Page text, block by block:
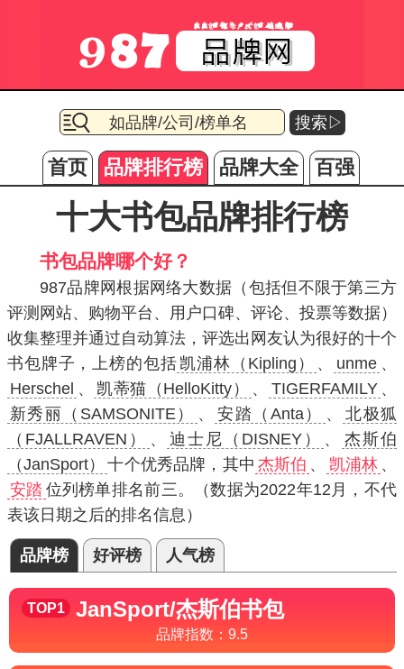
搜索▷
首页 品牌排行榜 品牌大全 百强
十大书包品牌排行榜
书包品牌哪个好？
987品牌网根据网络大数据（包括但不限于第三方
评测网站、购物平台、用户口碑、评论、投票等数据）
收集整理并通过自动算法，评选出网友认为很好的十个
书包牌子，上榜的包括 凯浦林（Kipling） 、 unme 、
Herschel 、 凯蒂猫（HelloKitty） 、 TIGERFAMILY 、
新秀丽（SAMSONITE）
、 安踏（Anta） 、
北极狐
（FJALLRAVEN）
、 迪士尼（DISNEY） 、
杰斯伯
（JanSport）
十个优秀品牌，其中 杰斯伯 、 凯浦林 、
安踏 位列榜单排名前三。（数据为2022年12月，不代
表该日期之后的排名信息）
品牌榜 好评榜 人气榜
TOP1 JanSport/杰斯伯书包
品牌指数： 9.5